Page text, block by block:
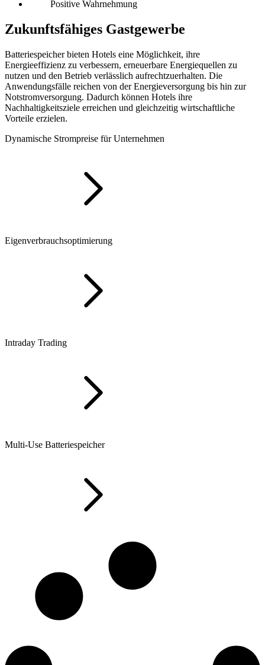
Positive Wahrnehmung
Zukunftsfähiges Gastgewerbe
Batteriespeicher bieten Hotels eine Möglichkeit, ihre
Energieeffizienz zu verbessern, erneuerbare Energiequellen zu
nutzen und den Betrieb verlässlich aufrechtzuerhalten. Die
Anwendungsfälle reichen von der Energieversorgung bis hin zur
Notstromversorgung. Dadurch können Hotels ihre
Nachhaltigkeitsziele erreichen und gleichzeitig wirtschaftliche
Vorteile erzielen.
Dynamische Strompreise für Unternehmen
Eigenverbrauchsoptimierung
Intraday Trading
Multi-Use Batteriespeicher